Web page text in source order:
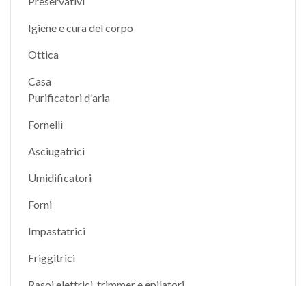
Igiene e cura del corpo
Ottica
Casa
Purificatori d'aria
Fornelli
Asciugatrici
Umidificatori
Forni
Impastatrici
Friggitrici